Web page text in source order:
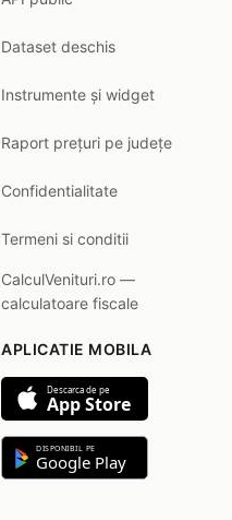
Dataset deschis
Instrumente și widget
Raport prețuri pe județe
Confidentialitate
Termeni si conditii
CalculVenituri.ro —
calculatoare fiscale
APLICATIE MOBILA
Descarca de pe
App Store
DISPONIBIL PE
Google Play